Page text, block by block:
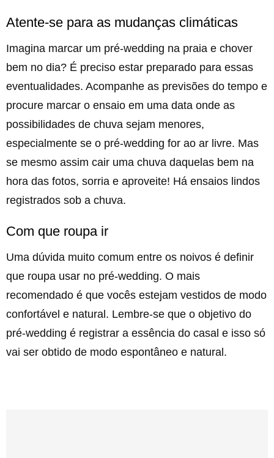
Atente-se para as mudanças climáticas
Imagina marcar um pré-wedding na praia e chover
bem no dia? É preciso estar preparado para essas
eventualidades. Acompanhe as previsões do tempo e
procure marcar o ensaio em uma data onde as
possibilidades de chuva sejam menores,
especialmente se o pré-wedding for ao ar livre. Mas
se mesmo assim cair uma chuva daquelas bem na
hora das fotos, sorria e aproveite! Há ensaios lindos
registrados sob a chuva.
Com que roupa ir
Uma dúvida muito comum entre os noivos é definir
que roupa usar no pré-wedding. O mais
recomendado é que vocês estejam vestidos de modo
confortável e natural. Lembre-se que o objetivo do
pré-wedding é registrar a essência do casal e isso só
vai ser obtido de modo espontâneo e natural.